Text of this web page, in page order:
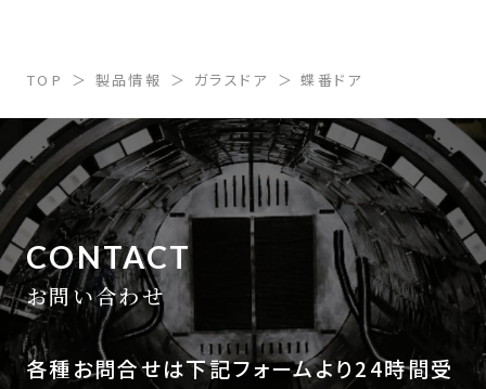
TOP 製品情報 ガラスドア 蝶番ドア
CONTACT
お問い合わせ
各種お問合せは下記フォームより24時間受